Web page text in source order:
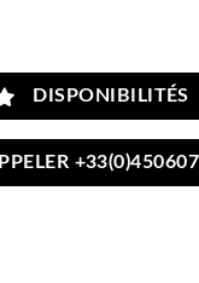
DISPONIBILITÉS